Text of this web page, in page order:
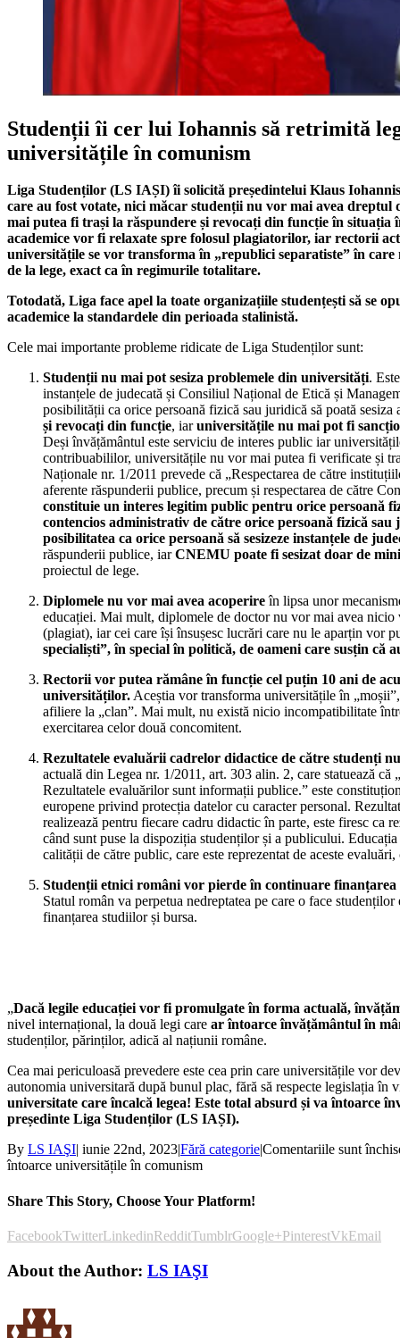
Studenții îi cer lui Iohannis să retrimită
universitățile în comunism
Liga Studenților (LS IAȘI) îi solicită președintelui Klaus
care au fost votate, nici măcar studenții nu vor mai avea
mai putea fi trași la răspundere și revocați din funcție în situația
academice vor fi relaxate spre folosul plagiatorilor, iar rectorii
universitățile se vor transforma în „republici separatiste” în
de la lege, exact ca în regimurile totalitare.
Totodată, Liga face apel la toate organizațiile studențești să se
academice la standardele din perioada stalinistă.
Cele mai importante probleme ridicate de Liga Studenților sunt:
Studenții nu mai pot sesiza problemele din universități.
instanțele de judecată și Consiliul Național de Etică și
posibilității ca orice persoană fizică sau juridică să poată sesiza
și revocați din funcție, iaruniversitățile nu mai pot fi
Deși învățământul este serviciu de interes public iar
contribuabililor, universitățile nu vor mai putea fi verificate și
Naționale nr. 1/2011 prevede că „Respectarea de către
aferente răspunderii publice, precum și respectarea de către
constituie un interes legitim public pentru orice persoană
contencios administrativ de către orice persoană fizică
posibilitatea ca orice persoană să sesizeze instanțele de
răspunderii publice, iarCNEMU poate fi sesizat doar de
proiectul de lege.
Diplomele nu vor mai avea acoperireîn lipsa unor
educației. Mai mult, diplomele de doctor nu vor mai avea
(plagiat), iar cei care își însușesc lucrări care nu le aparțin vor
specialiști”, în special în politică, de oameni care susțin
Rectorii vor putea rămâne în funcție cel puțin 10 ani de
universităților.Aceștia vor transforma universitățile în
afiliere la „clan”. Mai mult, nu există nicio incompatibilitate
exercitarea celor două concomitent.
Rezultatele evaluării cadrelor didactice de către studenți
actuală din Legea nr. 1/2011, art. 303 alin. 2, care statuează
Rezultatele evaluărilor sunt informații publice.” este
europene privind protecția datelor cu caracter personal.
realizează pentru fiecare cadru didactic în parte, este firesc ca
când sunt puse la dispoziția studenților și a publicului.
calității de către public, care este reprezentat de aceste
Studenții etnici români vor pierde în continuare
Statul român va perpetua nedreptatea pe care o face
finanțarea studiilor și bursa.
„Dacă legile educației vor fi promulgate în forma actuală,
nivel internațional, la două legi care ar întoarce învățământul în
studenților, părinților, adică al națiunii române.
Cea mai periculoasă prevedere este cea prin care universitățile vor
autonomia universitară după bunul plac, fără să respecte legislația în
universitate care încalcă legea! Este total absurd și va întoarce
președinte Liga Studenților (LS IAȘI).
By LS IAŞI| iunie 22nd, 2023|Fără categorie|Comentariile sunt
întoarce universitățile în comunism
Share This Story, Choose Your Platform!
FacebookTwitterLinkedinRedditTumblrGoogle+PinterestVkEmail
About the Author: LS IAŞI